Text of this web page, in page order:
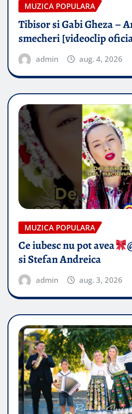
MUZICA POPULARA
Tibisor si Gabi Gheza –
smecheri [videoclip
admin aug. 4, 2026
MUZICA POPULARA
Ce iubesc nu pot avea
si Stefan Andreica
admin aug. 3, 2026